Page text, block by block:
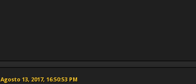
Agosto 13, 2017, 16:50:53 PM